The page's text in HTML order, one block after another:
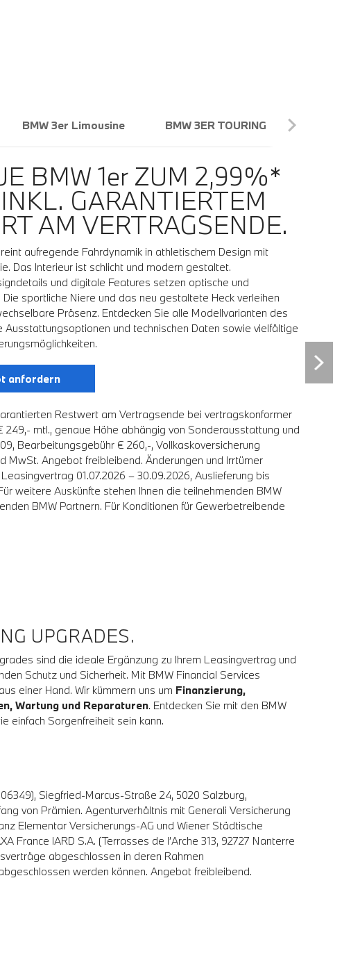
BMW 3er Limousine BMW 3ER TOURING
BMW 1er ZUM 2,99%*
GARANTIERTEM
AM VERTRAGSENDE.
aufregende Fahrdynamik in athletischem Design mit
Das Interieur ist schlicht und modern gestaltet.
und digitale Features setzen optische und
Die sportliche Niere und das neu gestaltete Heck verleihen
Präsenz. Entdecken Sie alle Modellvarianten des
Ausstattungsoptionen und technischen Daten sowie vielfältige
anfordern
Restwert am Vertragsende bei vertragskonformer
mtl., genaue Höhe abhängig von Sonderausstattung und
Bearbeitungsgebühr € 260,-, Vollkaskoversicherung
MwSt. Angebot freibleibend. Änderungen und Irrtümer
01.07.2026 – 30.09.2026, Auslieferung bis
weitere Auskünfte stehen Ihnen die teilnehmenden BMW
BMW Partnern. Für Konditionen für Gewerbetreibende
UPGRADES.
sind die ideale Ergänzung zu Ihrem Leasingvertrag und
Schutz und Sicherheit. Mit BMW Financial Services
einer Hand. Wir kümmern uns um Finanzierung,
Wartung und Reparaturen. Entdecken Sie mit den BMW
einfach Sorgenfreiheit sein kann.
Siegfried-Marcus-Straße 24, 5020 Salzburg,
von Prämien. Agenturverhältnis mit Generali Versicherung
Elementar Versicherungs-AG und Wiener Städtische
France IARD S.A. (Terrasses de I’Arche 313, 92727 Nanterre
abgeschlossen in deren Rahmen
werden können. Angebot freibleibend.